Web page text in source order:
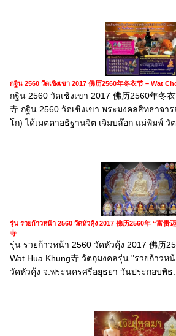
กฐิน 2560 วัดเชิงเขา 2017 佛历2560年冬衣节 – Wat
กฐิน 2560 วัดเชิงเขา 2017 佛历2560年冬
寺 กฐิน 2560 วัดเชิงเขา พระมงคลสิทธาจา
โก) ได้เมตตาอธิฐานจิต เจิมบล๊อก แม่พิมพ์ วัต
รุ่น รวยก้าวหน้า 2560 วัดหัวคุ้ง 2017 佛历2560年 “富贵
寺
รุ่น รวยก้าวหน้า 2560 วัดหัวคุ้ง 2017 佛历
Wat Hua Khung寺 วัตถุมงคลรุ่น "รวยก้าวห
วัดหัวคุ้ง จ.พระนครศรีอยุธยา วันประกอบพิธ...